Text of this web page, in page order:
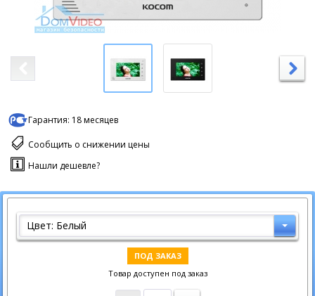
Гарантия: 18 месяцев
Сообщить о снижении цены
Нашли дешевле?
Цвет: Белый
ПОД ЗАКАЗ
Товар доступен под заказ